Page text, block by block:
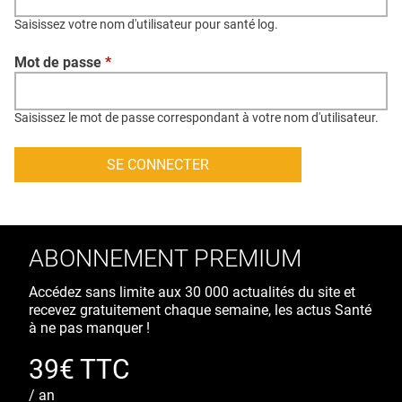
CONTACT
CRÉDITS
Saisissez votre nom d'utilisateur pour santé log.
Mot de passe *
Saisissez le mot de passe correspondant à votre nom d'utilisateur.
ABONNEMENT PREMIUM
Accédez sans limite aux 30 000 actualités du site et
recevez gratuitement chaque semaine, les actus Santé
à ne pas manquer !
39€ TTC
/ an